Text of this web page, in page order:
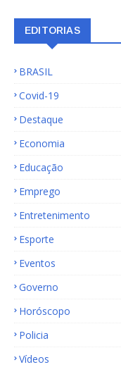
EDITORIAS
BRASIL
Covid-19
Destaque
Economia
Educação
Emprego
Entretenimento
Esporte
Eventos
Governo
Horóscopo
Policia
Vídeos